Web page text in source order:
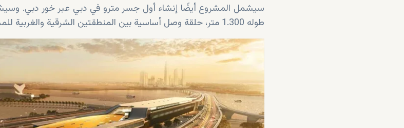
سيشمل المشروع أيضًا إنشاء أول جسر مترو في دبي عبر خور دبي.
طوله 1.300 متر، حلقة وصل أساسية بين المنطقتين الشرقية والغربية للمدينة.